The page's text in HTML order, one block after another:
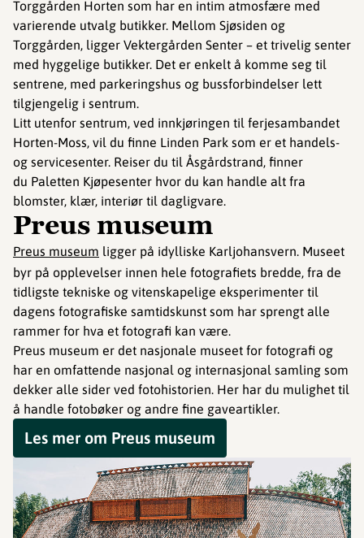
Torggården Horten som har en intim atmosfære med
varierende utvalg butikker. Mellom Sjøsiden og
Torggården, ligger Vektergården Senter – et trivelig senter
med hyggelige butikker. Det er enkelt å komme seg til
sentrene, med parkeringshus og bussforbindelser lett
tilgjengelig i sentrum.
Litt utenfor sentrum, ved innkjøringen til ferjesambandet
Horten-Moss, vil du finne Linden Park som er et handels-
og servicesenter. Reiser du til Åsgårdstrand, finner
du Paletten Kjøpesenter hvor du kan handle alt fra
blomster, klær, interiør til dagligvare.
Preus museum
Preus museum ligger på idylliske Karljohansvern. Museet
byr på opplevelser innen hele fotografiets bredde, fra de
tidligste tekniske og vitenskapelige eksperimenter til
dagens fotografiske samtidskunst som har sprengt alle
rammer for hva et fotografi kan være.
Preus museum er det nasjonale museet for fotografi og
har en omfattende nasjonal og internasjonal samling som
dekker alle sider ved fotohistorien. Her har du mulighet til
å handle fotobøker og andre fine gaveartikler.
Les mer om Preus museum